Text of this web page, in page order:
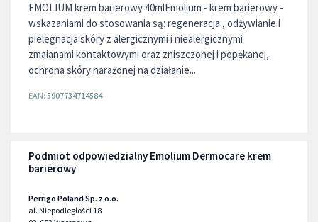
EMOLIUM krem barierowy 40mlEmolium - krem barierowy -
wskazaniami do stosowania są: regeneracja , odżywianie i
pielegnacja skóry z alergicznymi i niealergicznymi
zmaianami kontaktowymi oraz zniszczonej i popękanej,
ochrona skóry narażonej na działanie...
EAN: 5907734714584
Podmiot odpowiedzialny Emolium Dermocare krem
barierowy
Perrigo Poland Sp. z o.o.
al. Niepodległości 18